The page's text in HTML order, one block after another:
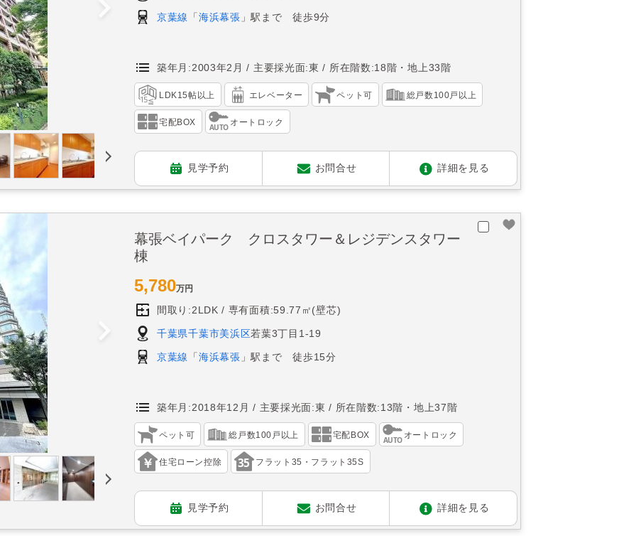
京葉線 「 海浜幕張 」駅まで 徒歩9分
築年月:2003年2月 主要採光面:東 所在階数:18階・地上33階
LDK15帖以上 エレベーター ペット可 総戸数100戸以上
宅配BOX オートロック
見学予約 お問合せ 詳細を見る
幕張ベイパーク クロスタワー＆レジデンスタワー
棟
5,780万円
間取り:2LDK 専有面積:59.77㎡(壁芯)
千葉県千葉市美浜区若葉3丁目1-19
京葉線 「 海浜幕張 」駅まで 徒歩15分
築年月:2018年12月 主要採光面:東 所在階数:13階・地上37階
ペット可 総戸数100戸以上 宅配BOX オートロック
住宅ローン控除 フラット35・フラット35S
見学予約 お問合せ 詳細を見る